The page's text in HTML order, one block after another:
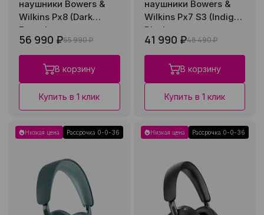
наушники Bowers &
Wilkins Px8 (Dark
Forest)
56 990 ₽65 990 ₽
В корзину
Купить в 1 клик
наушники Bowers &
Wilkins Px7 S3 (Indigo
Blue)
41 990 ₽48 490 ₽
В корзину
Купить в 1 клик
Низкая цена Рассрочка 0-0-36 Низкая цена Рассрочка 0-0-36